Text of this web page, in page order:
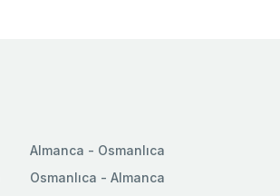
Almanca - Osmanlıca
Osmanlıca - Almanca